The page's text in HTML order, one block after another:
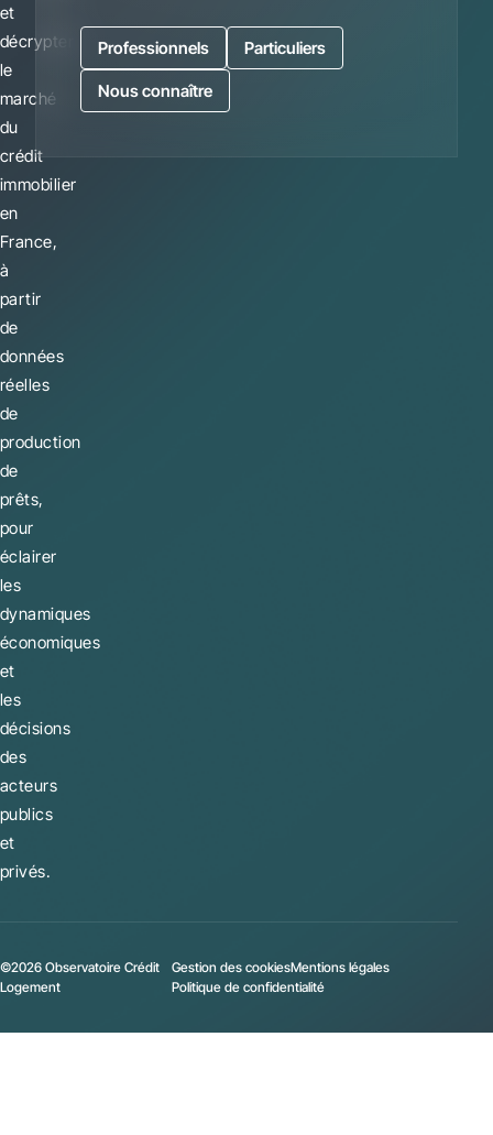
et
décrypter
le
marché
du
crédit
immobilier
en
France,
à
partir
de
données
réelles
de
production
de
prêts,
pour
éclairer
les
dynamiques
économiques
et
les
décisions
des
acteurs
publics
et
privés.
Professionnels Particuliers
Nous connaître
©2026 Observatoire Crédit
Logement
Gestion des cookiesMentions légales
Politique de confidentialité